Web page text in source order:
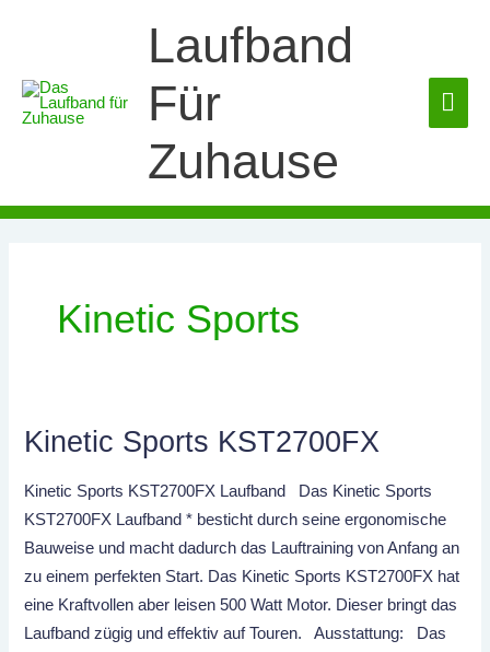
Laufband
Für
Zuhause
Kinetic Sports
Kinetic Sports KST2700FX
Kinetic Sports KST2700FX Laufband Das Kinetic Sports
KST2700FX Laufband * besticht durch seine ergonomische
Bauweise und macht dadurch das Lauftraining von Anfang an
zu einem perfekten Start. Das Kinetic Sports KST2700FX hat
eine Kraftvollen aber leisen 500 Watt Motor. Dieser bringt das
Laufband zügig und effektiv auf Touren. Ausstattung: Das